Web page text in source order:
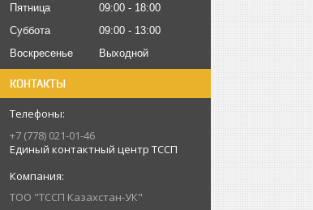
Пятница
09:00
18:00
Суббота
09:00
13:00
Воскресенье
Выходной
КОНТАКТЫ
+7 (778) 021-01-46
Единый контактный центр ТССП
ТОО "ТССП Казахстан-УК"